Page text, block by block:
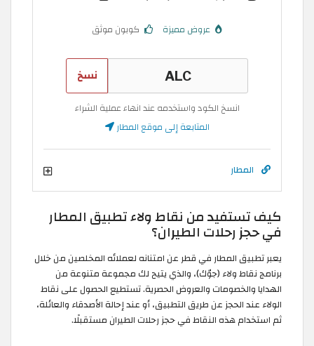
عروض مميزة كوبون موثق
نسخ
انسخ الكود واستخدمه عند انهاء عملية الشراء
المتابعة إلى موقع المطار
المطار
كيف تستفيد من نقاط ولاء تطبيق المطار
في حجز رحلات الطيران؟
يعبر تطبيق المطار في قطر عن امتنانه لعملائه المخلصين من خلال
برنامج نقاط ولاء (جوّك)، والذي يتيح لك مجموعة متنوعة من
الهدايا والخصومات والعروض الحصرية. تستطيع الحصول على نقاط
الولاء عند الحجز عن طريق التطبيق، أو عند إحالة الأصدقاء والعائلة،
ثم استخدام هذه النقاط في حجز رحلات الطيران مستقبلًا.